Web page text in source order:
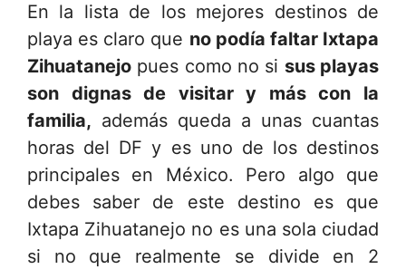
En la lista de los mejores destinos de
playa es claro que no podía faltar Ixtapa
Zihuatanejo pues como no si sus playas
son dignas de visitar y más con la
familia, además queda a unas cuantas
horas del DF y es uno de los destinos
principales en México. Pero algo que
debes saber de este destino es que
Ixtapa Zihuatanejo no es una sola ciudad
si no que realmente se divide en 2